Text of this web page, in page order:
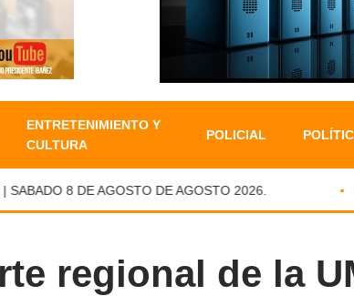
ENTRETENIMIENTO Y
CULTURA
POLICIAL
8 DE AGOSTO DE AGOSTO 2026.
regional de la